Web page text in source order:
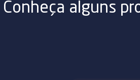
Conheça alguns